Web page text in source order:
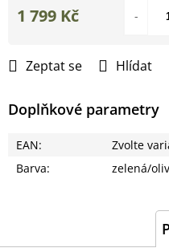
Zeptat se Hlídat
Doplňkové parametry
EAN:
Zvolte
Barva: zelená/
1 799 Kč